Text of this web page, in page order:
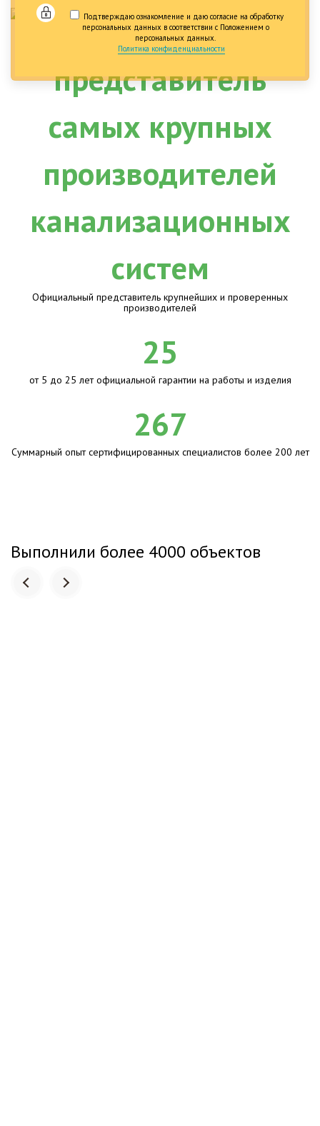
Подтверждаю ознакомление и даю согласие на обработку
персональных данных в соответствии с Положением о
персональных данных.
Политика конфиденциальности
Официальный представитель крупнейших и проверенных
производителей
25
от 5 до 25 лет официальной гарантии на работы и изделия
267
Суммарный опыт сертифицированных специалистов более 200 лет
Выполнили более 4000 объектов